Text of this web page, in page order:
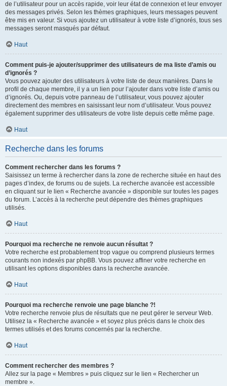
de l’utilisateur pour un accès rapide, voir leur état de connexion et leur envoyer
des messages privés. Selon les thèmes graphiques, leurs messages peuvent
être mis en valeur. Si vous ajoutez un utilisateur à votre liste d’ignorés, tous ses
messages seront masqués par défaut.
Haut
Comment puis-je ajouter/supprimer des utilisateurs de ma liste d’amis ou
d’ignorés ?
Vous pouvez ajouter des utilisateurs à votre liste de deux manières. Dans le
profil de chaque membre, il y a un lien pour l’ajouter dans votre liste d’amis ou
d’ignorés. Ou, depuis votre panneau de l’utilisateur, vous pouvez ajouter
directement des membres en saisissant leur nom d’utilisateur. Vous pouvez
également supprimer des utilisateurs de votre liste depuis cette même page.
Haut
Recherche dans les forums
Comment rechercher dans les forums ?
Saisissez un terme à rechercher dans la zone de recherche située en haut des
pages d’index, de forums ou de sujets. La recherche avancée est accessible
en cliquant sur le lien « Recherche avancée » disponible sur toutes les pages
du forum. L’accès à la recherche peut dépendre des thèmes graphiques
utilisés.
Haut
Pourquoi ma recherche ne renvoie aucun résultat ?
Votre recherche est probablement trop vague ou comprend plusieurs termes
courants non indexés par phpBB. Vous pouvez affiner votre recherche en
utilisant les options disponibles dans la recherche avancée.
Haut
Pourquoi ma recherche renvoie une page blanche ?!
Votre recherche renvoie plus de résultats que ne peut gérer le serveur Web.
Utilisez la « Recherche avancée » et soyez plus précis dans le choix des
termes utilisés et des forums concernés par la recherche.
Haut
Comment rechercher des membres ?
Allez sur la page « Membres » puis cliquez sur le lien « Rechercher un
membre ».